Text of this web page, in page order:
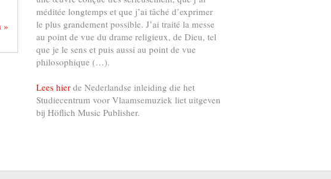
»
méditée longtemps et que j’ai tâché d’exprimer
le plus grandement possible. J’ai traité la messe
au point de vue du drame religieux, de Dieu, tel
que je le sens et puis aussi au point de vue
philosophique (…).
Lees hier de Nederlandse inleiding die het
Studiecentrum voor Vlaamsemuziek liet uitgeven
bij Höflich Music Publisher.